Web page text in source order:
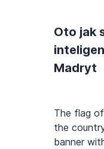
Oto jak
Madryt
The flag
the
banner